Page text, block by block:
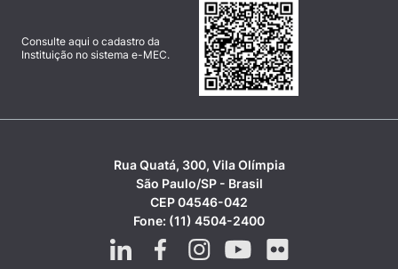
Consulte aqui o cadastro da
Instituição no sistema e-MEC.
Rua Quatá, 300, Vila Olímpia
São Paulo/SP - Brasil
CEP 04546-042
Fone: (11) 4504-2400